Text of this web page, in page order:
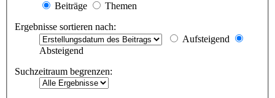
Beiträge
Themen
Ergebnisse sortieren nach:
Aufsteigend
Absteigend
Suchzeitraum begrenzen: